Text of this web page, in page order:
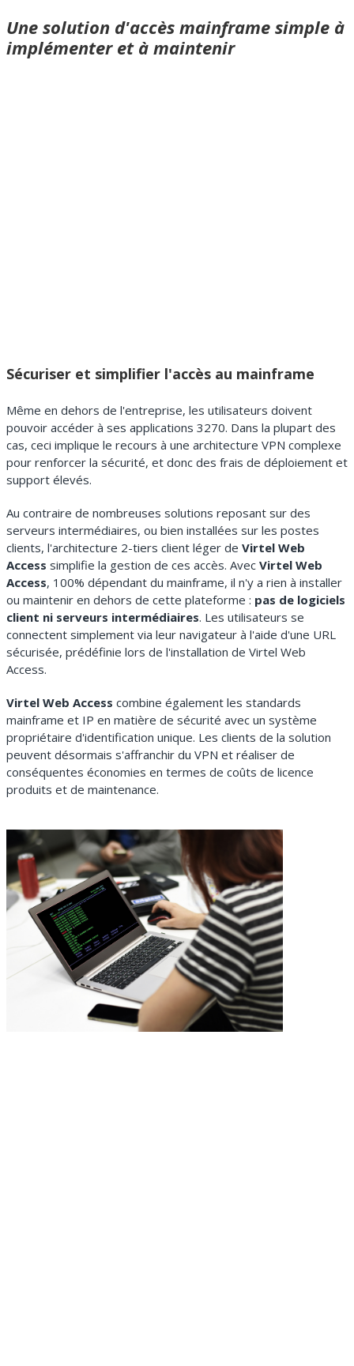
Une solution d'accès mainframe simple à
implémenter et à maintenir
Sécuriser et simplifier l'accès au mainframe
Même en dehors de l'entreprise, les utilisateurs doivent
pouvoir accéder à ses applications 3270. Dans la plupart des
cas, ceci implique le recours à une architecture VPN complexe
pour renforcer la sécurité, et donc des frais de déploiement et
support élevés.
Au contraire de nombreuses solutions reposant sur des
serveurs intermédiaires, ou bien installées sur les postes
clients, l'architecture 2-tiers client léger de Virtel Web
Access simplifie la gestion de ces accès. Avec Virtel Web
Access, 100% dépendant du mainframe, il n'y a rien à installer
ou maintenir en dehors de cette plateforme : pas de logiciels
client ni serveurs intermédiaires. Les utilisateurs se
connectent simplement via leur navigateur à l'aide d'une URL
sécurisée, prédéfinie lors de l'installation de Virtel Web
Access.
Virtel Web Access combine également les standards
mainframe et IP en matière de sécurité avec un système
propriétaire d'identification unique. Les clients de la solution
peuvent désormais s'affranchir du VPN et réaliser de
conséquentes économies en termes de coûts de licence
produits et de maintenance.